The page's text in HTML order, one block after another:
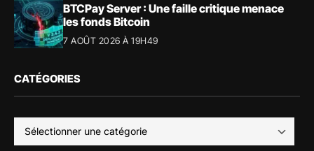
BTCPay Server : Une faille critique menace
les fonds Bitcoin
7 AOÛT 2026 À 19H49
CATÉGORIES